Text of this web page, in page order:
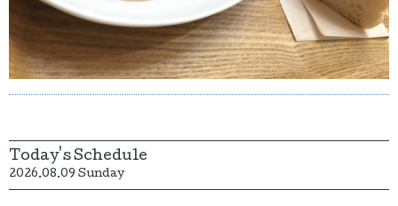
Today's Schedule
2026.08.09 Sunday